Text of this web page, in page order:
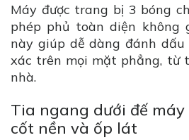
Máy được trang bị 3 bóng
phép phủ toàn diện không
này giúp dễ dàng đánh
xác trên mọi mặt phẳng, từ
nhà.
Tia ngang dưới đế
cốt nền và ốp lát